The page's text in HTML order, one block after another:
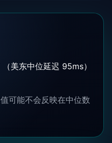
（美东中位延迟 95ms）
可能不会反映在中位数